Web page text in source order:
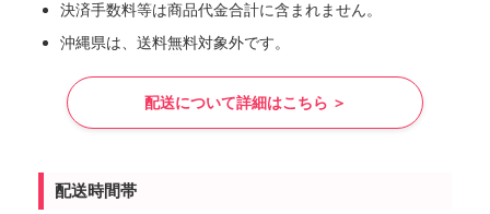
決済手数料等は商品代金合計に含まれません。
沖縄県は、送料無料対象外です。
配送について詳細はこちら ＞
配送時間帯